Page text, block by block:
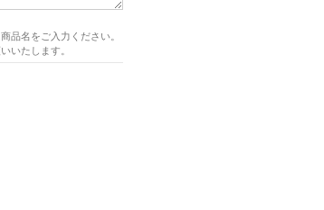
品名をご入力ください。
いたします。